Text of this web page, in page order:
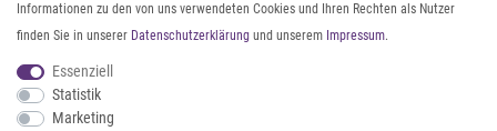
Twitter
Youtube
Threads
Textil- und Material-Guide
Geldbörse richtig organisieren
ZAHLUNG & VERSAND
Informationen zu den von uns verwendeten Cookies und Ihren Rechten als Nutzer
finden Sie in unserer Daten­schutz­erklärung und unserem Impressum.
Essenziell
Statistik
Marketing